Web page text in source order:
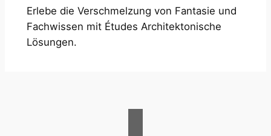
Erlebe die Verschmelzung von Fantasie und
Fachwissen mit Études Architektonische
Lösungen.